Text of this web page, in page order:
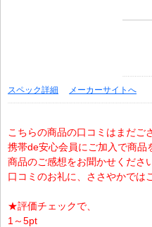
スペック詳細 メーカーサイトへ
こちらの商品の口コミはまだご
携帯de安心会員にご加入で商品
商品のご感想をお聞かせくださ
口コミのお礼に、ささやかでは
★評価チェックで、
1～5pt